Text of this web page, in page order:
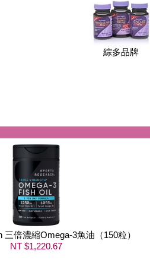
綜多品牌
三倍濃縮Omega-3魚油（150粒）
NT $1,220.67